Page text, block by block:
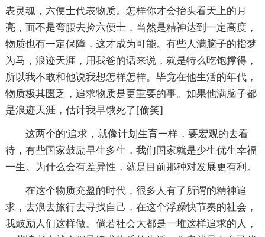
表灵魂，六便士代表物质。怎样你才会抬头看天上的月
亮，而不是弯腰去捡六便士，当然是精神达到一定高度，
物质也有一定保障，这才成为可能。有些人满脑子的指梦
为马，浪迹天涯，用我爸的话来说，就是特么吃饱撑得，
所以我不敢和他说我想怎样怎样。毕竟在他生活的年代，
物质极其匮乏，追求物质是更重要的事。如果他满脑子都
是浪迹天涯，估计我早饿死了[偷笑]
这两个的'追求，就像计划生育一样，要宏观的去看
待，有些国家鼓励早生多生，我们国家就是少生优生幸福
一生。为什么会有差异性，就是目前那种对发展更有利。
在这个物质充盈的时代，很多人有了所谓的精神追
求，去浪去旅行去寻找自己，在这个浮躁快节奏的社会，
我鼓励人们这样做。倘若社会大都是一堆这样追求的人，